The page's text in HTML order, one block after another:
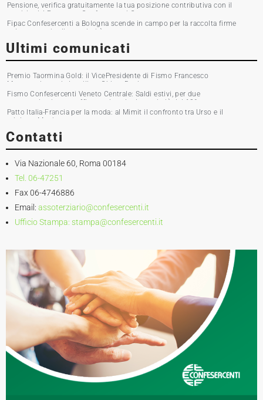
Pensione, verifica gratuitamente la tua posizione contributiva con il
servizio del Patronato Confesercenti Grosseto
Fipac Confesercenti a Bologna scende in campo per la raccolta firme
sul commercio di prossimità
Ultimi comunicati
Premio Taormina Gold: il VicePresidente di Fismo Francesco
Musumeci premia la stilista Chiara Boni
Fismo Confesercenti Veneto Centrale: Saldi estivi, per due
commercianti su tre affluenza in calo. Incassi giù del 10%
Patto Italia-Francia per la moda: al Mimit il confronto tra Urso e il
ministro Martin
Contatti
Via Nazionale 60, Roma 00184
Tel. 06-47251
Fax 06-4746886
Email: assoterziario@confesercenti.it
Ufficio Stampa: stampa@confesercenti.it